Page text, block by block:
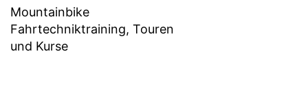
Mountainbike
Fahrtechniktraining, Touren
und Kurse